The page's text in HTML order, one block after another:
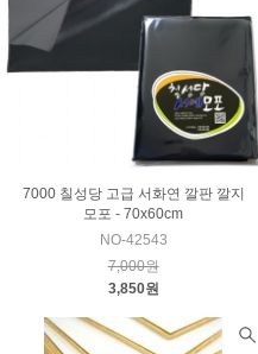
7000 칠성당 고급 서화연 깔판 깔지
모포 - 70x60cm
NO-42543
7,000원
3,850원